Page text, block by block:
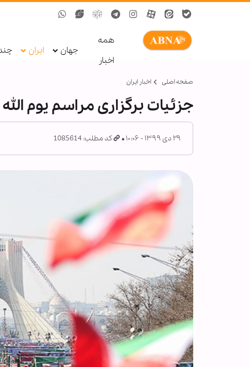
همه
اخبار
جهان ایران
صفحه اصلی اخبار ایران
جزئیات برگزاری مراسم یوم الله ۲۲ بهمن
۲۹ دی ۱۳۹۹ - ۱۰:۰۶ کد مطلب: 1085614